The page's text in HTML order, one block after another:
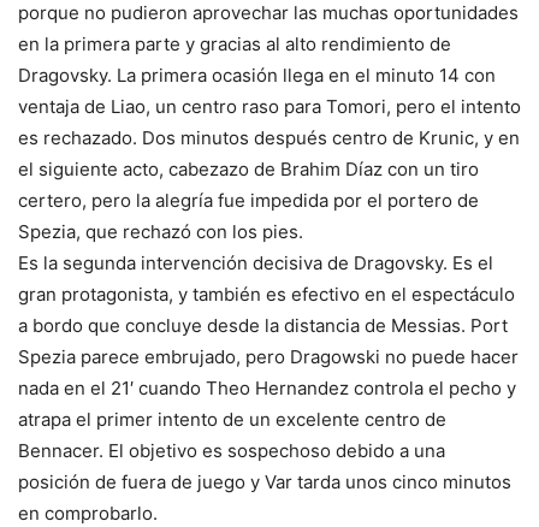
porque no pudieron aprovechar las muchas oportunidades
en la primera parte y gracias al alto rendimiento de
Dragovsky. La primera ocasión llega en el minuto 14 con
ventaja de Liao, un centro raso para Tomori, pero el intento
es rechazado. Dos minutos después centro de Krunic, y en
el siguiente acto, cabezazo de Brahim Díaz con un tiro
certero, pero la alegría fue impedida por el portero de
Spezia, que rechazó con los pies.
Es la segunda intervención decisiva de Dragovsky. Es el
gran protagonista, y también es efectivo en el espectáculo
a bordo que concluye desde la distancia de Messias. Port
Spezia parece embrujado, pero Dragowski no puede hacer
nada en el 21′ cuando Theo Hernandez controla el pecho y
atrapa el primer intento de un excelente centro de
Bennacer. El objetivo es sospechoso debido a una
posición de fuera de juego y Var tarda unos cinco minutos
en comprobarlo.